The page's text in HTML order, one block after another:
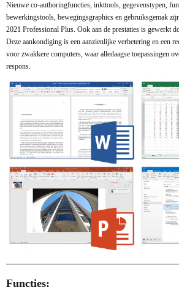
Nieuwe co-authoringfuncties, inkttools, gegevenstypen,
bewerkingstools, bewegingsgraphics en gebruiksgemak
2021 Professional Plus. Ook aan de prestaties is gewerkt
Deze aankondiging is een aanzienlijke verbetering en een
voor zwakkere computers, waar alledaagse toepassingen
respons.
Functies: